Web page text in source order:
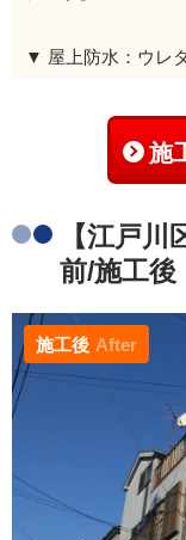
▼ 屋上防水：ウレ
施
【江戸
前/施工後
施工後 After